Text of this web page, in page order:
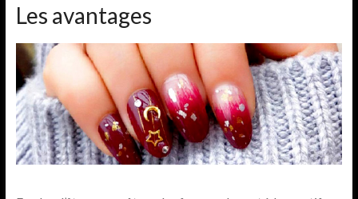
Les avantages